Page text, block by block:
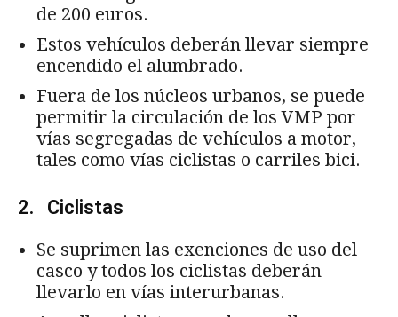
de 200 euros.
Estos vehículos deberán llevar siempre
encendido el alumbrado.
Fuera de los núcleos urbanos, se puede
permitir la circulación de los VMP por
vías segregadas de vehículos a motor,
tales como vías ciclistas o carriles bici.
2. Ciclistas
Se suprimen las exenciones de uso del
casco y todos los ciclistas deberán
llevarlo en vías interurbanas.